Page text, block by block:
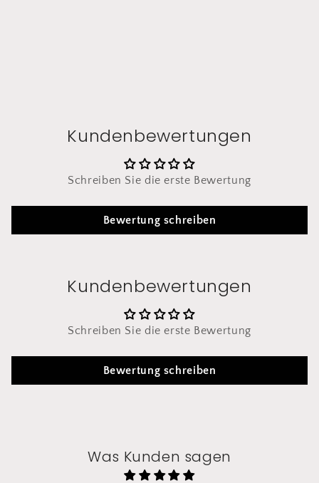
Kundenbewertungen
Schreiben Sie die erste Bewertung
Bewertung schreiben
Kundenbewertungen
Schreiben Sie die erste Bewertung
Bewertung schreiben
Was Kunden sagen